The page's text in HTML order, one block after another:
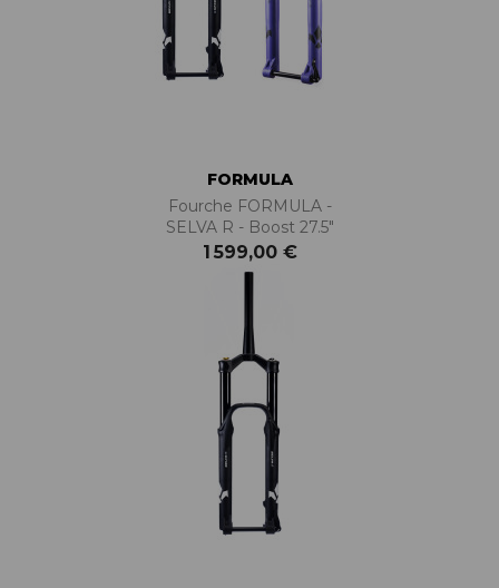
FORMULA
Fourche FORMULA -
SELVA R - Boost 27.5"
1 599,00 €